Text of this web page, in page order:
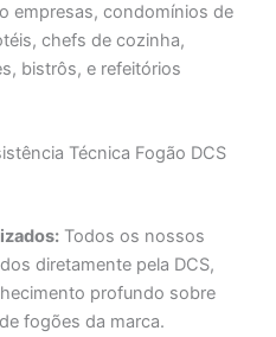
empresas, condomínios de
chefs de cozinha,
bistrôs, e refeitórios
Técnica Fogão DCS
Todos os nossos
diretamente pela DCS,
profundo sobre
fogões da marca.